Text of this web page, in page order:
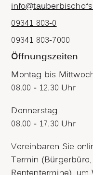
09341 803-0
09341 803-7000
Öffnungszeiten
Montag bis
08.00 - 12.30 Uhr
Donnerstag
08.00 - 17.30 Uhr
Vereinbaren Sie
Termin